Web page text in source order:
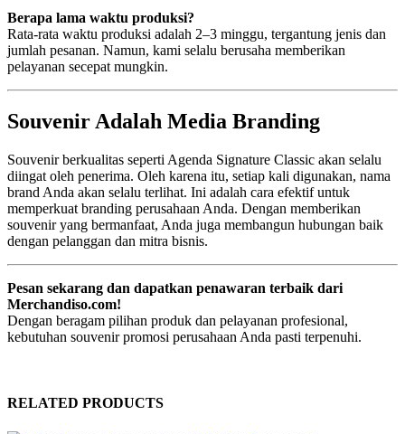
Berapa lama waktu produksi?
Rata-rata waktu produksi adalah 2–3 minggu, tergantung jenis dan
jumlah pesanan. Namun, kami selalu berusaha memberikan
pelayanan secepat mungkin.
Souvenir Adalah Media Branding
Souvenir berkualitas seperti Agenda Signature Classic akan selalu
diingat oleh penerima. Oleh karena itu, setiap kali digunakan, nama
brand Anda akan selalu terlihat. Ini adalah cara efektif untuk
memperkuat branding perusahaan Anda. Dengan memberikan
souvenir yang bermanfaat, Anda juga membangun hubungan baik
dengan pelanggan dan mitra bisnis.
Pesan sekarang dan dapatkan penawaran terbaik dari
Merchandiso.com!
Dengan beragam pilihan produk dan pelayanan profesional,
kebutuhan souvenir promosi perusahaan Anda pasti terpenuhi.
RELATED PRODUCTS